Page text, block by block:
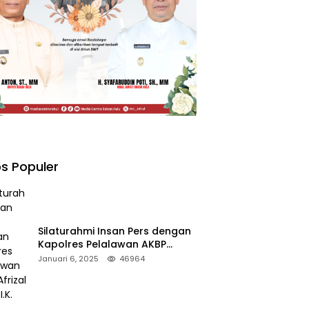
Populer
Silaturahmi Insan Pers dengan
Kapolres Pelalawan AKBP
Afrizal Asri, S.I.K.
Januari 6, 2025 46964